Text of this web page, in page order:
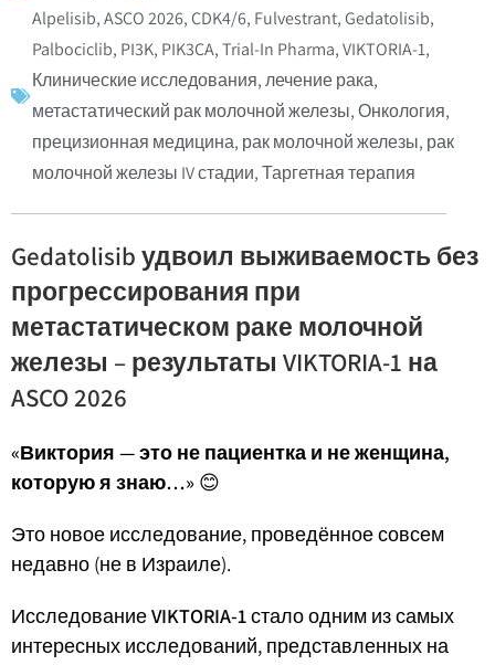
Alpelisib,ASCO 2026, CDK4/6, Fulvestrant, Gedatolisib,
Palbociclib, PI3K, PIK3CA,Trial-In Pharma,VIKTORIA-1,
Клинические исследования,лечение рака,
метастатический рак молочной железы,Онкология,
прецизионная медицина, рак молочной железы, рак
молочной железы IV стадии,Таргетная терапия
Gedatolisib удвоил выживаемость без
прогрессирования при
метастатическом раке молочной
железы – результаты VIKTORIA-1 на
ASCO 2026
«Виктория — это не пациентка и не женщина,
которую я знаю…» 😊
Это новое исследование, проведённое совсем
недавно (не в Израиле).
ИсследованиеVIKTORIA-1стало одним из самых
интересных исследований, представленных на